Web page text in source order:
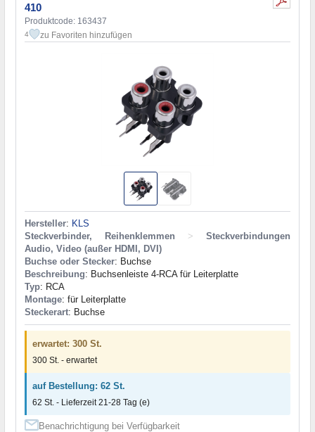
410
Produktcode: 163437
4 zu Favoriten hinzufügen
Hersteller: KLS
Steckverbinder, Reihenklemmen
>
Steckverbindungen
Audio, Video (außer HDMI, DVI)
Buchse oder Stecker: Buchse
Beschreibung: Buchsenleiste 4-RCA für Leiterplatte
Typ: RCA
Montage: für Leiterplatte
Steckerart: Buchse
erwartet: 300 St.
300 St. - erwartet
auf Bestellung: 62 St.
62 St. - Lieferzeit 21-28 Tag (e)
Benachrichtigung bei Verfügbarkeit